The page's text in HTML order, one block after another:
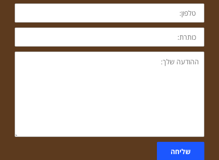
טלפון:
כותרת:
ההודעה
שלך:
שליחה